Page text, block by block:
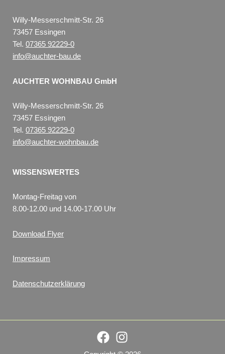
Willy-Messerschmitt-Str. 26
73457 Essingen
Tel. 07365 92229-0
info@auchter-bau.de
AUCHTER WOHNBAU GmbH
Willy-Messerschmitt-Str. 26
73457 Essingen
Tel. 07365 92229-0
info@auchter-wohnbau.de
WISSENSWERTES
Montag-Freitag von
8.00-12.00 und 14.00-17.00 Uhr
Download Flyer
Impressum
Datenschutzerklärung